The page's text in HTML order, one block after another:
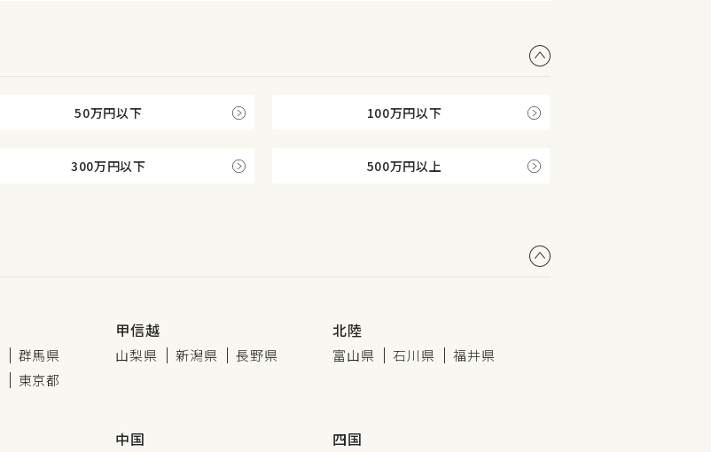
50万円以下 100万円以下
300万円以下 500万円以上
群馬県
東京都
甲信越
山梨県 新潟県 長野県
北陸
富山県 石川県 福井県
中国 四国